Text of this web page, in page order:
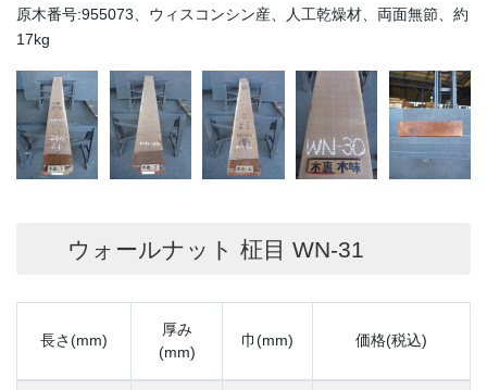
原木番号:955073、ウィスコンシン産、人工乾燥材、両面無節、約
17kg
ウォールナット 柾目 WN-31
長さ(mm)
厚み
(mm)
巾(mm) 価格(税込)